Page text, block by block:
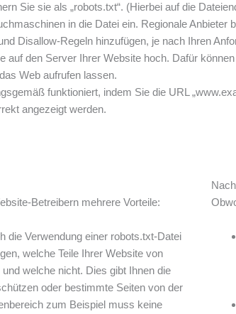
Sie sie als „robots.txt“. (Hierbei auf die
in die Datei ein. Regionale
Disallow-Regeln hinzufügen, je nach Ihren
auf den Server Ihrer Website hoch. Dafür
Web aufrufen lassen.
funktioniert, indem Sie die URL
angezeigt werden.
Betreibern mehrere Vorteile:
die Verwendung einer robots.txt-Datei
welche Teile Ihrer Website von
welche nicht. Dies gibt Ihnen die
oder bestimmte Seiten von der
zum Beispiel muss keine